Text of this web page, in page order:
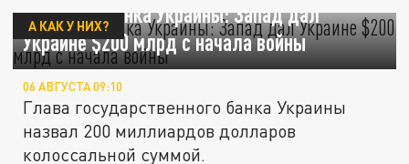
Глава Нацбанка Украины: Запад дал
Украине $200 млрд с начала войны
А КАК У НИХ?
06 АВГУСТА 09:10
Глава государственного банка Украины
назвал 200 миллиардов долларов
колоссальной суммой.